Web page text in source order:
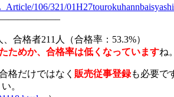
106/321/
合格者211人（合格率：53.3%）
ためか、合格率は低くなっていますね。
格だけではなく 販売従事登録も必要で
。